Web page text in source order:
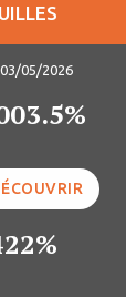
05/2026